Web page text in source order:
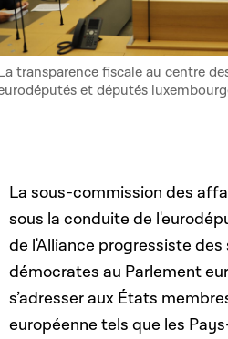
transparence fiscale au centre
et députés
La sous-commission des
sous la conduite de
de l'Alliance progressiste
démocrates au Parlement
s’adresser aux États
européenne tels que les